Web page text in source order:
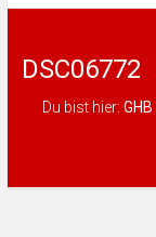
DSC06772
Du bist hier: GHB